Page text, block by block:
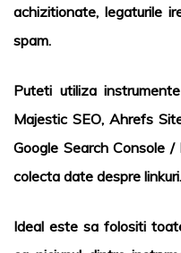
achizitionate, legaturile
spam.
Puteti utiliza
Majestic SEO,Ahrefs
Google Search Console /
colecta date despre linkuri.
Ideal este sa folositi